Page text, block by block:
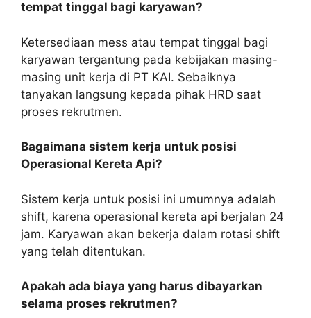
tempat tinggal bagi karyawan?
Ketersediaan mess atau tempat tinggal bagi
karyawan tergantung pada kebijakan masing-
masing unit kerja di PT KAI. Sebaiknya
tanyakan langsung kepada pihak HRD saat
proses rekrutmen.
Bagaimana sistem kerja untuk posisi
Operasional Kereta Api?
Sistem kerja untuk posisi ini umumnya adalah
shift, karena operasional kereta api berjalan 24
jam. Karyawan akan bekerja dalam rotasi shift
yang telah ditentukan.
Apakah ada biaya yang harus dibayarkan
selama proses rekrutmen?